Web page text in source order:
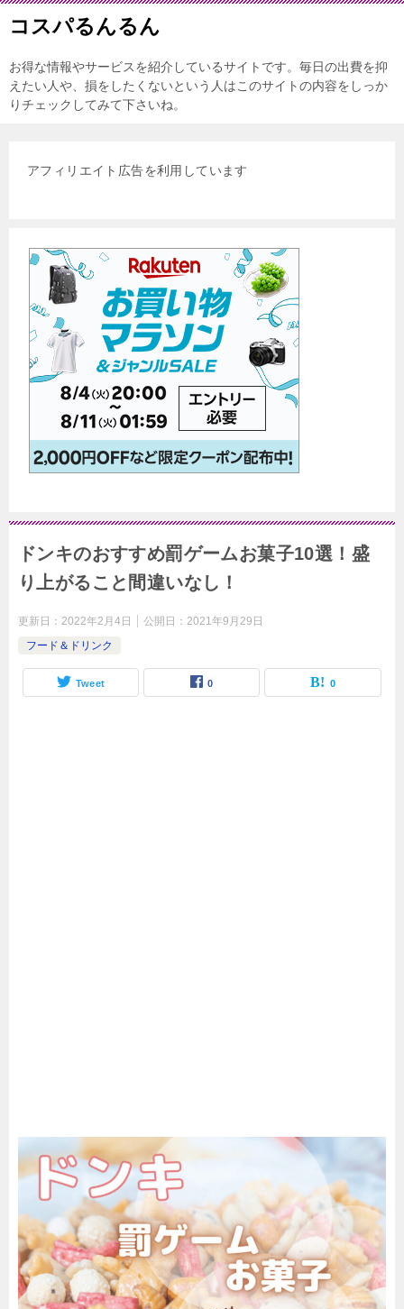
コスパるんるん
お得な情報やサービスを紹介しているサイトです。毎日の出費を抑
えたい人や、損をしたくないという人はこのサイトの内容をしっか
りチェックしてみて下さいね。
アフィリエイト広告を利用しています
ドンキのおすすめ罰ゲームお菓子10選！盛
り上がること間違いなし！
更新日： 2022年2月4日 公開日： 2021年9月29日
フード＆ドリンク
Tweet 0 0